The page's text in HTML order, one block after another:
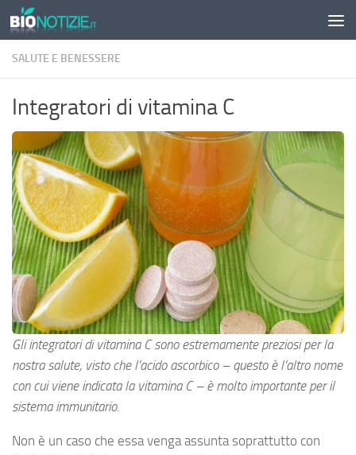
Sotto il contenuto
SALUTE E BENESSERE
Integratori di vitamina C
Gli integratori di vitamina C sono estremamente preziosi per la
nostra salute, visto che l’acido ascorbico – questo è l’altro nome
con cui viene indicata la vitamina C – è molto importante per il
sistema immunitario.
Non è un caso che essa venga assunta soprattutto con